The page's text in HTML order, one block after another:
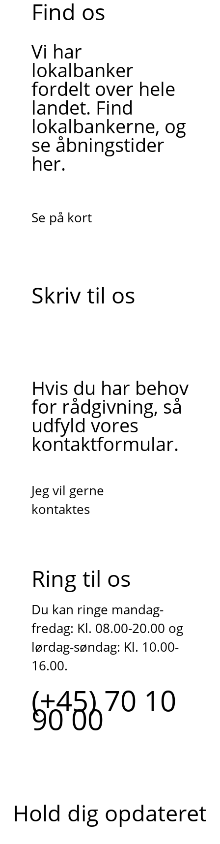
Find os
Vi har
lokalbanker
fordelt over hele
landet. Find
lokalbankerne, og
se åbningstider
her.
Se på kort
Skriv til os
Hvis du har behov
for rådgivning, så
udfyld vores
kontaktformular.
Jeg vil gerne
kontaktes
Ring til os
Du kan ringe mandag-
fredag: Kl. 08.00-20.00 og
lørdag-søndag: Kl. 10.00-
16.00.
(+45) 70 10
90 00
Hold dig opdateret